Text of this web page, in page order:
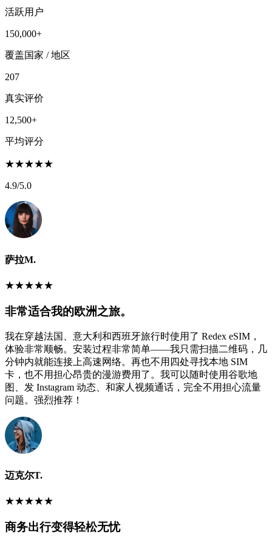
活跃用户
150,000+
覆盖国家 / 地区
207
真实评价
12,500+
平均评分
★★★★★
4.9/5.0
萨拉M.
★★★★★
非常适合我的欧洲之旅。
我在穿越法国、意大利和西班牙旅行时使用了 Redex eSIM，
体验非常顺畅。安装过程非常简单——我只需扫描二维码，几
分钟内就能连接上高速网络。再也不用四处寻找本地 SIM
卡，也不用担心昂贵的漫游费用了。我可以随时使用谷歌地
图、发 Instagram 动态、和家人视频通话，完全不用担心流量
问题。强烈推荐！
迈克尔T.
★★★★★
商务出行变得轻松无忧